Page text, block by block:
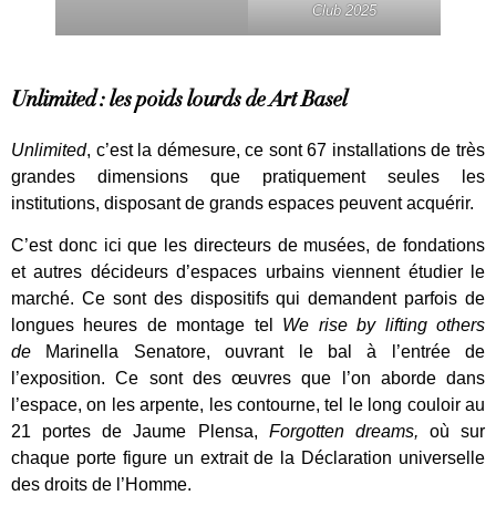
Club 2025
Unlimited : les poids lourds de Art Basel
Unlimited, c’est la démesure, ce sont 67 installations de très
grandes dimensions que pratiquement seules les
institutions, disposant de grands espaces peuvent acquérir.
C’est donc ici que les directeurs de musées, de fondations
et autres décideurs d’espaces urbains viennent étudier le
marché. Ce sont des dispositifs qui demandent parfois de
longues heures de montage tel We rise by lifting others
de Marinella Senatore, ouvrant le bal à l’entrée de
l’exposition. Ce sont des œuvres que l’on aborde dans
l’espace, on les arpente, les contourne, tel le long couloir au
21 portes de Jaume Plensa, Forgotten dreams, où sur
chaque porte figure un extrait de la Déclaration universelle
des droits de l’Homme.